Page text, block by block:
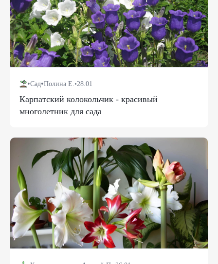
•Сад•Полина Е. •28.01
Карпатский колокольчик - красивый
многолетник для сада